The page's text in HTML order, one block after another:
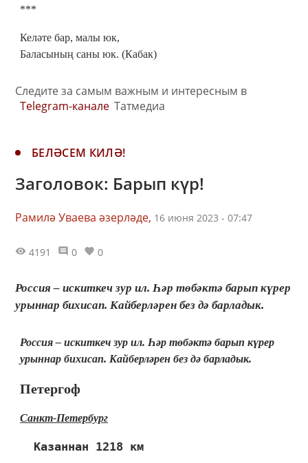
***
Келәте бар, малы юк,
Баласының саны юк. (Кабак)
Следите за самым важным и интересным в
Telegram-канале Татмедиа
БЕЛӘСЕМ КИЛӘ!
Заголовок: Барып күр!
Рамилә Уваева әзерләде, 16 июня 2023 - 07:47
4191 0 0
Россия – искиткеч зур ил. Һәр төбәктә барып күрер
урыннар бихисап. Кайберләрен без дә барладык.
Россия – искиткеч зур ил. Һәр төбәктә барып күрер
урыннар бихисап. Кайберләрен без дә барладык.
Петергоф
Санкт-Петербург
Казаннан 1218 км